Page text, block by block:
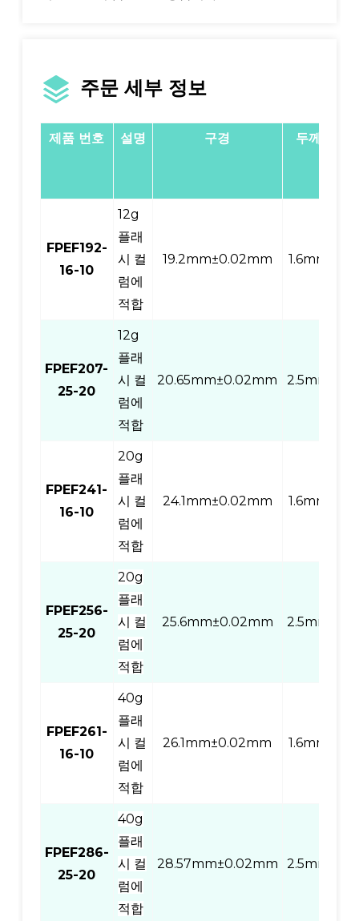
주문 세부 정보
제품 번호 설명 구경 두께
FPEF192-
16-10
12g
플래
시 컬
럼에
적합
19.2mm±0.02mm 1.6mm
FPEF207-
25-20
12g
플래
시 컬
럼에
적합
20.65mm±0.02mm 2.5mm
FPEF241-
16-10
20g
플래
시 컬
럼에
적합
24.1mm±0.02mm 1.6mm
FPEF256-
25-20
20g
플래
시 컬
럼에
적합
25.6mm±0.02mm 2.5mm
FPEF261-
16-10
40g
플래
시 컬
럼에
적합
26.1mm±0.02mm 1.6mm
FPEF286-
25-20
40g
플래
시 컬
럼에
적합
28.57mm±0.02mm 2.5mm